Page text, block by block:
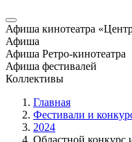
Афиша кинотеатра
Афиша
Афиша Ретро-кинотеатра
Афиша фестивалей
Коллективы
Главная
Фестивали и
2024
Областной конкурс